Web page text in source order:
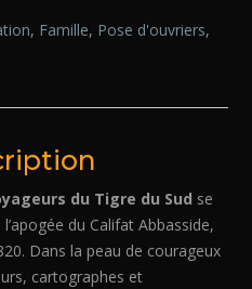
, Famille, Pose d'ouvriers,
du Tigre du Sud se
du Califat Abbasside,
Dans la peau de courageux
cartographes et